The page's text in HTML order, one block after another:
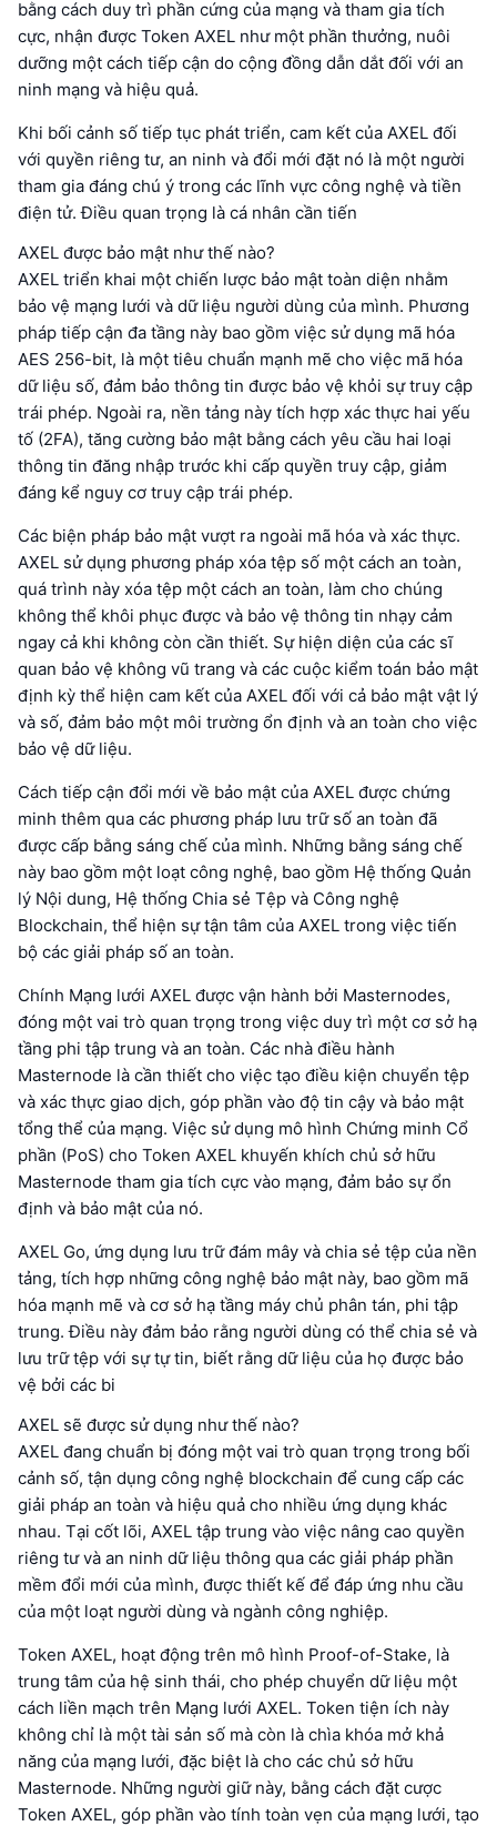
bằng cách duy trì phần cứng của mạng và tham gia tích
cực, nhận được Token AXEL như một phần thưởng, nuôi
dưỡng một cách tiếp cận do cộng đồng dẫn dắt đối với an
ninh mạng và hiệu quả.
Khi bối cảnh số tiếp tục phát triển, cam kết của AXEL đối
với quyền riêng tư, an ninh và đổi mới đặt nó là một người
tham gia đáng chú ý trong các lĩnh vực công nghệ và tiền
điện tử. Điều quan trọng là cá nhân cần tiến
AXEL được bảo mật như thế nào?
AXEL triển khai một chiến lược bảo mật toàn diện nhằm
bảo vệ mạng lưới và dữ liệu người dùng của mình. Phương
pháp tiếp cận đa tầng này bao gồm việc sử dụng mã hóa
AES 256-bit, là một tiêu chuẩn mạnh mẽ cho việc mã hóa
dữ liệu số, đảm bảo thông tin được bảo vệ khỏi sự truy cập
trái phép. Ngoài ra, nền tảng này tích hợp xác thực hai yếu
tố (2FA), tăng cường bảo mật bằng cách yêu cầu hai loại
thông tin đăng nhập trước khi cấp quyền truy cập, giảm
đáng kể nguy cơ truy cập trái phép.
Các biện pháp bảo mật vượt ra ngoài mã hóa và xác thực.
AXEL sử dụng phương pháp xóa tệp số một cách an toàn,
quá trình này xóa tệp một cách an toàn, làm cho chúng
không thể khôi phục được và bảo vệ thông tin nhạy cảm
ngay cả khi không còn cần thiết. Sự hiện diện của các sĩ
quan bảo vệ không vũ trang và các cuộc kiểm toán bảo mật
định kỳ thể hiện cam kết của AXEL đối với cả bảo mật vật lý
và số, đảm bảo một môi trường ổn định và an toàn cho việc
bảo vệ dữ liệu.
Cách tiếp cận đổi mới về bảo mật của AXEL được chứng
minh thêm qua các phương pháp lưu trữ số an toàn đã
được cấp bằng sáng chế của mình. Những bằng sáng chế
này bao gồm một loạt công nghệ, bao gồm Hệ thống Quản
lý Nội dung, Hệ thống Chia sẻ Tệp và Công nghệ
Blockchain, thể hiện sự tận tâm của AXEL trong việc tiến
bộ các giải pháp số an toàn.
Chính Mạng lưới AXEL được vận hành bởi Masternodes,
đóng một vai trò quan trọng trong việc duy trì một cơ sở hạ
tầng phi tập trung và an toàn. Các nhà điều hành
Masternode là cần thiết cho việc tạo điều kiện chuyển tệp
và xác thực giao dịch, góp phần vào độ tin cậy và bảo mật
tổng thể của mạng. Việc sử dụng mô hình Chứng minh Cổ
phần (PoS) cho Token AXEL khuyến khích chủ sở hữu
Masternode tham gia tích cực vào mạng, đảm bảo sự ổn
định và bảo mật của nó.
AXEL Go, ứng dụng lưu trữ đám mây và chia sẻ tệp của nền
tảng, tích hợp những công nghệ bảo mật này, bao gồm mã
hóa mạnh mẽ và cơ sở hạ tầng máy chủ phân tán, phi tập
trung. Điều này đảm bảo rằng người dùng có thể chia sẻ và
lưu trữ tệp với sự tự tin, biết rằng dữ liệu của họ được bảo
vệ bởi các bi
AXEL sẽ được sử dụng như thế nào?
AXEL đang chuẩn bị đóng một vai trò quan trọng trong bối
cảnh số, tận dụng công nghệ blockchain để cung cấp các
giải pháp an toàn và hiệu quả cho nhiều ứng dụng khác
nhau. Tại cốt lõi, AXEL tập trung vào việc nâng cao quyền
riêng tư và an ninh dữ liệu thông qua các giải pháp phần
mềm đổi mới của mình, được thiết kế để đáp ứng nhu cầu
của một loạt người dùng và ngành công nghiệp.
Token AXEL, hoạt động trên mô hình Proof-of-Stake, là
trung tâm của hệ sinh thái, cho phép chuyển dữ liệu một
cách liền mạch trên Mạng lưới AXEL. Token tiện ích này
không chỉ là một tài sản số mà còn là chìa khóa mở khả
năng của mạng lưới, đặc biệt là cho các chủ sở hữu
Masternode. Những người giữ này, bằng cách đặt cược
Token AXEL, góp phần vào tính toàn vẹn của mạng lưới, tạo